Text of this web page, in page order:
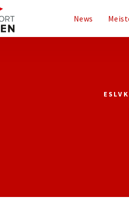
News